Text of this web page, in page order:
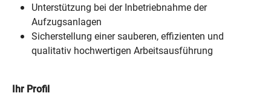
Unterstützung bei der Inbetriebnahme der
Aufzugsanlagen
Sicherstellung einer sauberen, effizienten und
qualitativ hochwertigen Arbeitsausführung
Ihr Profil